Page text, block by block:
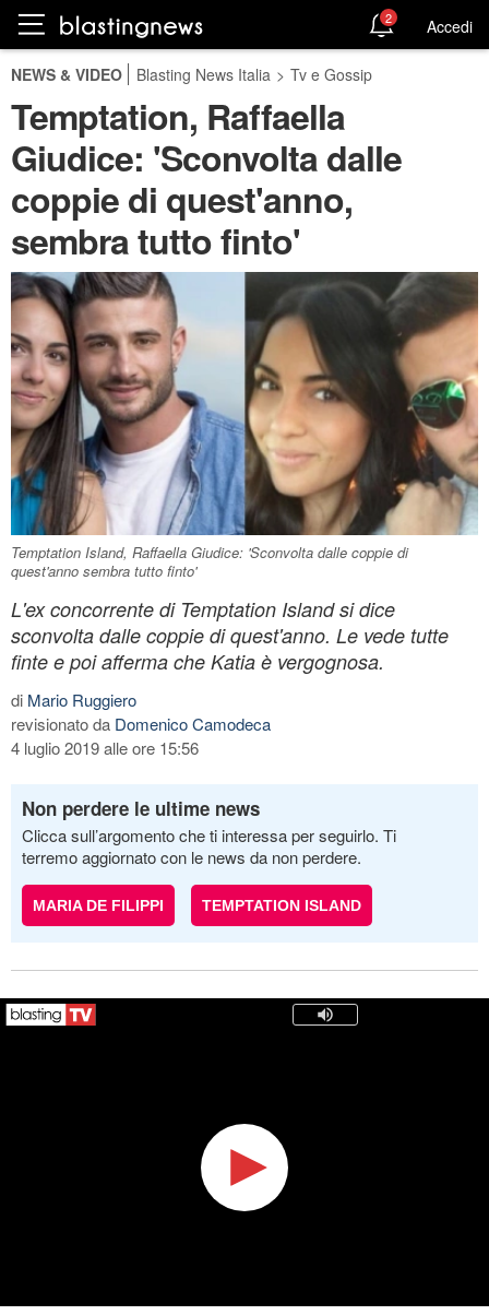
2 Accedi
NEWS & VIDEO Blasting News Italia > Tv e Gossip
Temptation, Raffaella
Giudice: 'Sconvolta dalle
coppie di quest'anno,
sembra tutto finto'
Temptation Island, Raffaella Giudice: 'Sconvolta dalle coppie di
quest'anno sembra tutto finto'
L'ex concorrente di Temptation Island si dice
sconvolta dalle coppie di quest'anno. Le vede tutte
finte e poi afferma che Katia è vergognosa.
di Mario Ruggiero
revisionato da Domenico Camodeca
4 luglio 2019 alle ore 15:56
Non perdere le ultime news
Clicca sull’argomento che ti interessa per seguirlo. Ti
terremo aggiornato con le news da non perdere.
MARIA DE FILIPPI TEMPTATION ISLAND